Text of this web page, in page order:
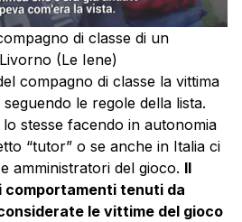
di classe di un
(Le Iene)
compagno di classe la vittima
le regole della lista.
stesse facendo in autonomia
“tutor” o se anche in Italia ci
amministratori del gioco. Il
comportamenti tenuti da
le vittime del gioco